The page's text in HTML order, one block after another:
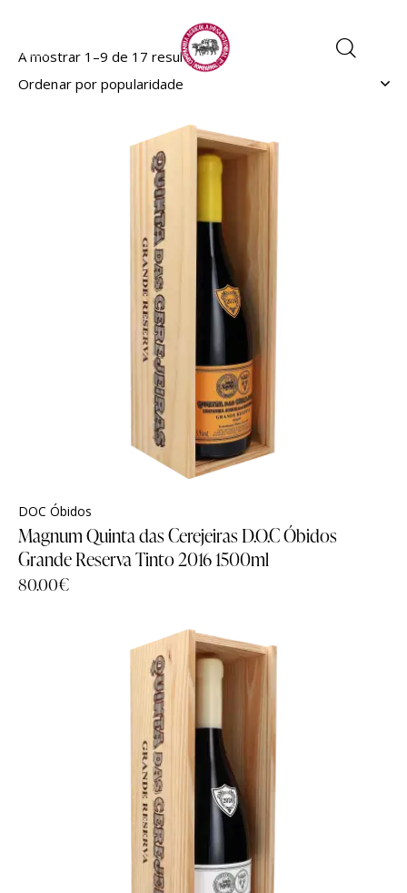
A mostrar 1–9 de 17 resultados
DOC Óbidos
Magnum Quinta das Cerejeiras D.O.C Óbidos
Grande Reserva Tinto 2016 1500ml
80.00€